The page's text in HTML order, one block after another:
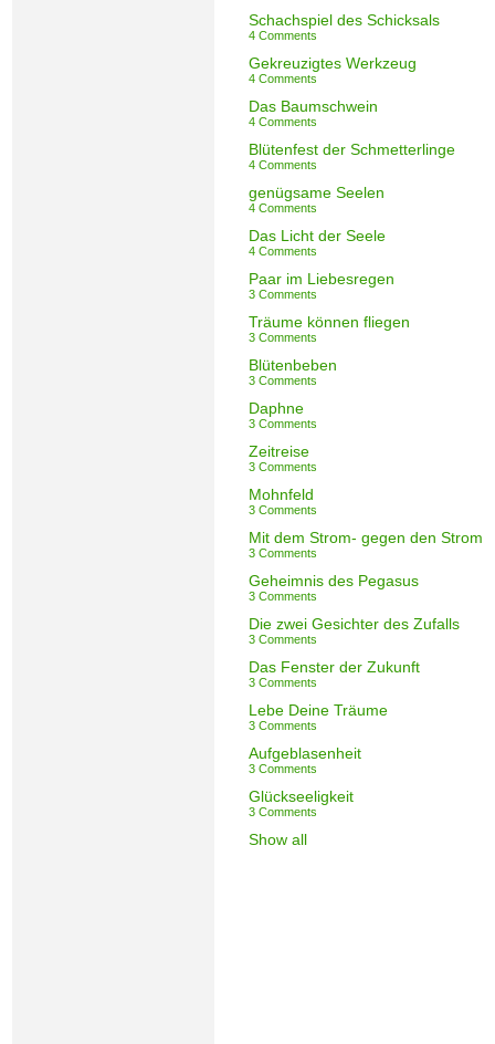
Schachspiel des Schicksals
4 Comments
Gekreuzigtes Werkzeug
4 Comments
Das Baumschwein
4 Comments
Blütenfest der Schmetterlinge
4 Comments
genügsame Seelen
4 Comments
Das Licht der Seele
4 Comments
Paar im Liebesregen
3 Comments
Träume können fliegen
3 Comments
Blütenbeben
3 Comments
Daphne
3 Comments
Zeitreise
3 Comments
Mohnfeld
3 Comments
Mit dem Strom- gegen den Strom
3 Comments
Geheimnis des Pegasus
3 Comments
Die zwei Gesichter des Zufalls
3 Comments
Das Fenster der Zukunft
3 Comments
Lebe Deine Träume
3 Comments
Aufgeblasenheit
3 Comments
Glückseeligkeit
3 Comments
Show all